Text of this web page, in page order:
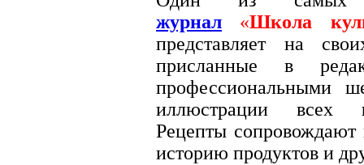
журнал
«Школа
представляет на
присланные в
профессиональными
иллюстрации всех
Рецепты сопровождают
историю продуктов и